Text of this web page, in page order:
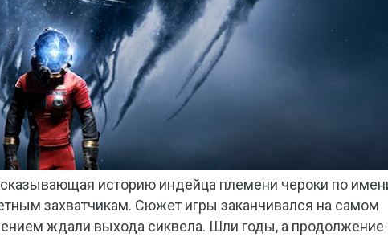
историю индейца племени чероки по
захватчикам. Сюжет игры заканчивался на самом
ждали выхода сиквела. Шли годы, а продолжение